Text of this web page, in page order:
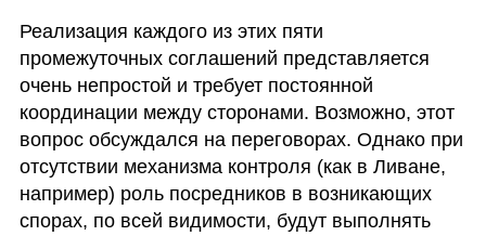
Реализация каждого из этих пяти
промежуточных соглашений представляется
очень непростой и требует постоянной
координации между сторонами. Возможно, этот
вопрос обсуждался на переговорах. Однако при
отсутствии механизма контроля (как в Ливане,
например) роль посредников в возникающих
спорах, по всей видимости, будут выполнять